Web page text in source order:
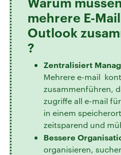
mehrere E-
Outlook
?
Zentralisiert
Mehrere e-mail
zusammenführen,
zugriffe all e-mail
in einem
zeitsparend und
Bessere
organisieren,